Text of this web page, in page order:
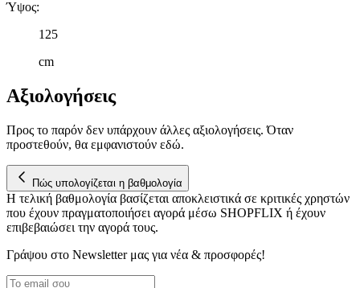
Ύψος:
125
cm
Αξιολογήσεις
Προς το παρόν δεν υπάρχουν άλλες αξιολογήσεις. Όταν
προστεθούν, θα εμφανιστούν εδώ.
Πώς υπολογίζεται η βαθμολογία
Η τελική βαθμολογία βασίζεται αποκλειστικά σε κριτικές χρηστών
που έχουν πραγματοποιήσει αγορά μέσω SHOPFLIX ή έχουν
επιβεβαιώσει την αγορά τους.
Γράψου στο Νewsletter μας για νέα & προσφορές!